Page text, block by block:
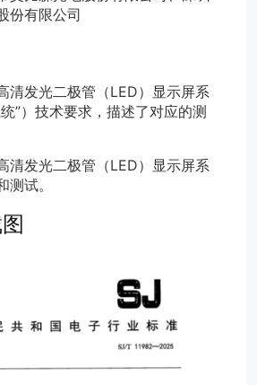
份有限公司
清发光二极管（LED）显示屏系
”）技术要求，描述了对应的测
清发光二极管（LED）显示屏系
试。